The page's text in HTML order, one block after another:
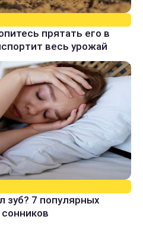
прятать его в
весь урожай
зуб? 7 популярных